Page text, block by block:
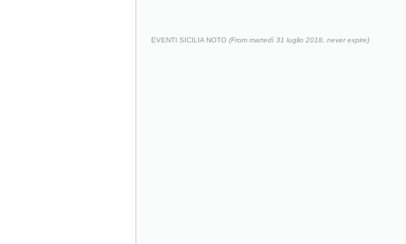
EVENTI SICILIA NOTO (From martedì 31 luglio 2018, never expire)